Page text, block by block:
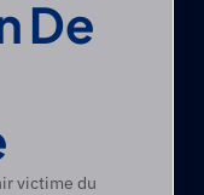
De
victime du